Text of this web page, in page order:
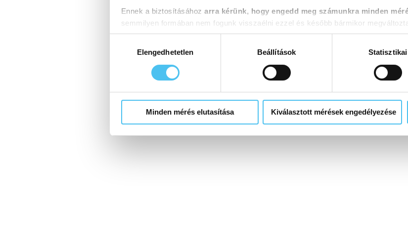
Ennek a biztosításához arra kérünk, hogy engedd meg számunkra minden
semmilyen formában nem fogunk visszaélni ezzel és később bármikor
Előre is köszönjük!
kiválasztásaElengedhetetlen Beállítások Statisztikai
Minden mérés elutasítása Kiválasztott mérések engedélyezése